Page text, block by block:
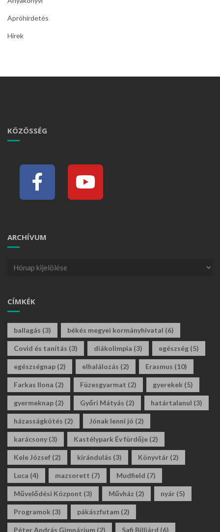
Apróhirdetés
Hírek
KÖZÖSSÉG
ARCHÍVUM
CÍMKÉK
ballagás (3) békés megyei kormányhivatal (6)
Covid és tanítás (3) diákolimpia (3) egészség (5)
egészségnap (2) elhalálozás (2) Erasmus (10)
Farkas Ilona (2) Füzesgyarmat (2) gyerekek (5)
gyermeknap (2) Győri Mátyás (2) határtalanul (3)
házasságkötés (2) Jónak lenni jó (2)
karácsony (3) Kastélypark Év fürdője (2)
Kele József (2) kirándulás (3) Könyvtár (2)
Luca (4) mazsorett (7) Mudfield (7)
Művelődési Központ (3) Művház (2) nyár (5)
Programok (3) pákászfutam (2)
Péter András Gimnázium (2) Safi Billiárd (6)